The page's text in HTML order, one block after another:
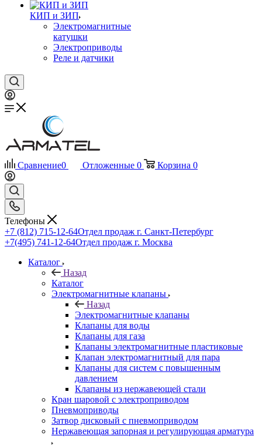
КИП и ЗИП
Электромагнитные
катушки
Электроприводы
Реле и датчики
Сравнение0 Отложенные 0 Корзина 0
Телефоны
+7 (812) 715-12-64Отдел продаж г. Санкт-Петербург
+7(495) 741-12-64Отдел продаж г. Москва
Каталог
Назад
Каталог
Электромагнитные клапаны
Назад
Электромагнитные клапаны
Клапаны для воды
Клапаны для газа
Клапаны электромагнитные пластиковые
Клапан электромагнитный для пара
Клапаны для систем с повышенным
давлением
Клапаны из нержавеющей стали
Кран шаровой с электроприводом
Пневмоприводы
Затвор дисковый с пневмоприводом
Нержавеющая запорная и регулирующая арматура